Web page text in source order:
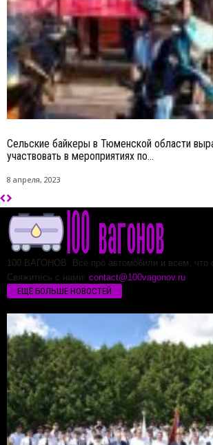
Сельские байкеры в Тюменской области
участвовать в мероприятиях по...
8 апреля, 2023
100 ВАГОНОВ. Все про автомобили и всем, что
Свяжитесь с нами: contact@100vagonov.ru
ЕЩЁ БОЛЬШЕ НОВОСТЕЙ